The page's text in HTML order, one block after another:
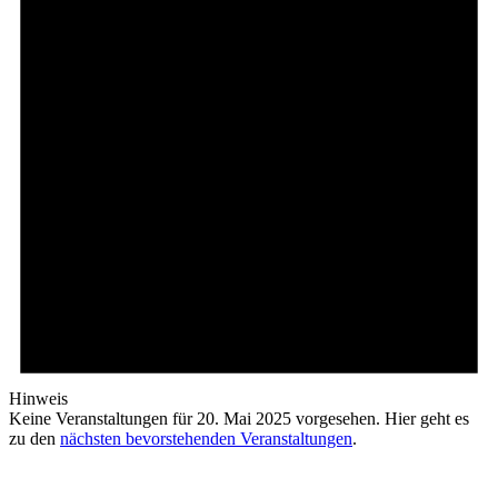
Hinweis
Keine Veranstaltungen für 20. Mai 2025 vorgesehen. Hier geht es
zu den nächsten bevorstehenden Veranstaltungen.